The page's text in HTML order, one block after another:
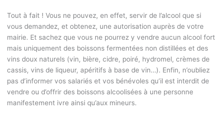
Tout à fait ! Vous ne pouvez, en effet, servir de l’alcool que si
vous demandez, et obtenez, une autorisation auprès de votre
mairie. Et sachez que vous ne pourrez y vendre aucun alcool fort
mais uniquement des boissons fermentées non distillées et des
vins doux naturels (vin, bière, cidre, poiré, hydromel, crèmes de
cassis, vins de liqueur, apéritifs à base de vin…). Enfin, n’oubliez
pas d’informer vos salariés et vos bénévoles qu’il est interdit de
vendre ou d’offrir des boissons alcoolisées à une personne
manifestement ivre ainsi qu’aux mineurs.